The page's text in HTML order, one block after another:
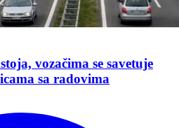
vozačima se savetuje
sa radovima